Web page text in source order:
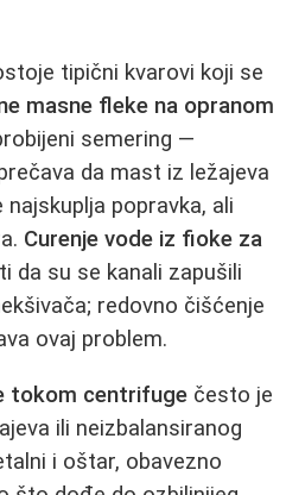
tipični kvarovi koji se
masne fleke na opranom
semering —
da mast iz ležajeva
najskuplja popravka, ali
Curenje vode iz fioke za
da su se kanali zapušili
redovno čišćenje
ovaj problem.
tokom centrifuge često je
ili neizbalansiranog
i oštar, obavezno